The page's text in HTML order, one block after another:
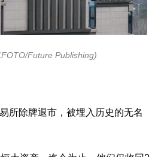
Future Publishing)
所除牌退市，被埋入历史的无名